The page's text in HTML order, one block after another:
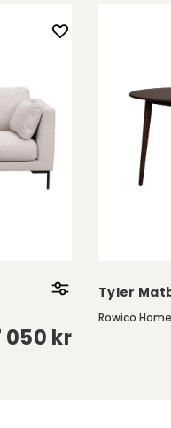
050 kr
Tyler
Rowico Home